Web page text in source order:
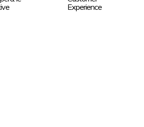
Experience